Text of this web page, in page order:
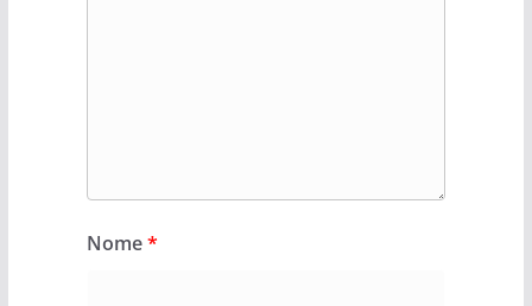
Nome*